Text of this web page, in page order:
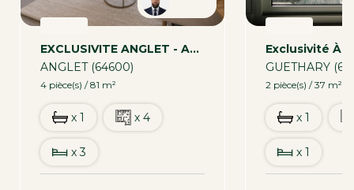
EXCLUSIVITE ANGLET - Appartement 4 Pièces
ANGLET (64600)
4 pièce(s) / 81 m²
x 1 x 4
x 3
GUETHARY
2 pièce(s) / 37 m²
x 1
x 1